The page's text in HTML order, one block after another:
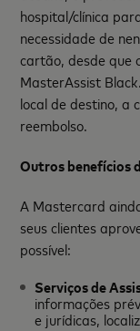
hospital/clínica
necessidade de
cartão, desde que
MasterAssist
local de destino, a
reembolso.
Outros benefícios
A Mastercard
seus clientes
possível:
Serviços de
informações
e jurídicas,